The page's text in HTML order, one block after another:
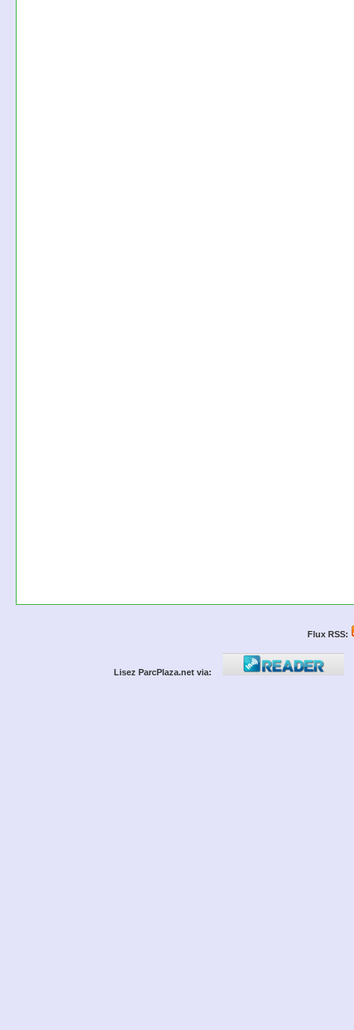
Flux RSS:
Lisez ParcPlaza.net via: